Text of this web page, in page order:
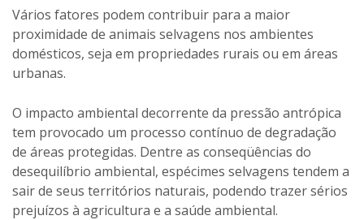
Vários fatores podem contribuir para a maior
proximidade de animais selvagens nos ambientes
domésticos, seja em propriedades rurais ou em áreas
urbanas.
O impacto ambiental decorrente da pressão antrópica
tem provocado um processo contínuo de degradação
de áreas protegidas. Dentre as conseqüências do
desequilíbrio ambiental, espécimes selvagens tendem a
sair de seus territórios naturais, podendo trazer sérios
prejuízos à agricultura e a saúde ambiental.